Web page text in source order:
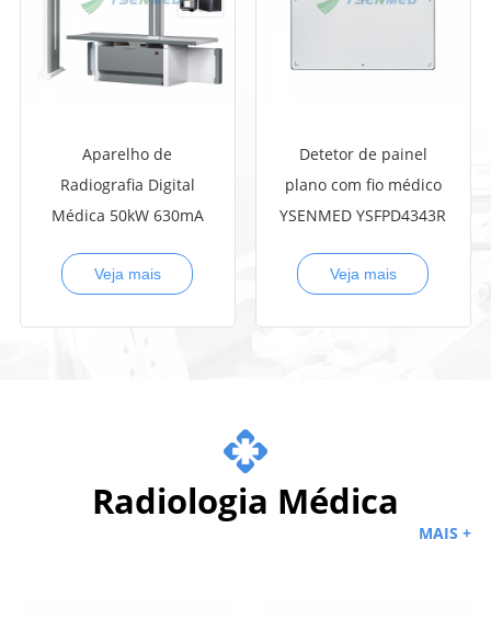
Aparelho de
Radiografia Digital
Médica 50kW 630mA
Veja mais
Detetor de painel
plano com fio médico
YSENMED YSFPD4343R
Veja mais
Radiologia Médica
MAIS +